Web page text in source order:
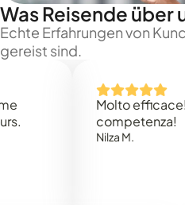
Was Reisende über
Echte Erfahrungen von
gereist sind.
Molto efficace!
competenza!